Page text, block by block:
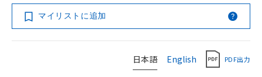
マイリストに追加
日本語 English PDF出力